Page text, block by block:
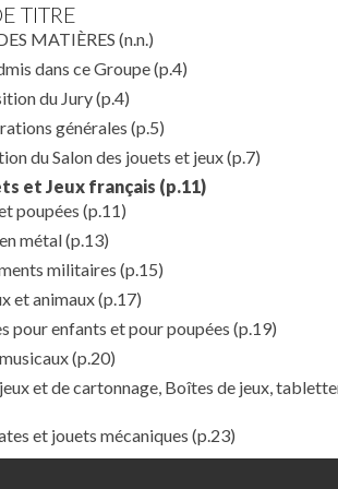
TITRE
MATIÈRES (n.n.)
dans ce Groupe(p.4)
du Jury(p.4)
générales (p.5)
du Salon des jouets et jeux(p.7)
et Jeux français (p.11)
poupées (p.11)
métal(p.13)
militaires (p.15)
et animaux(p.17)
pour enfants et pour poupées (p.19)
(p.20)
et de cartonnage, Boîtes de jeux,
et jouets mécaniques (p.23)
caoutchouc(p.25)